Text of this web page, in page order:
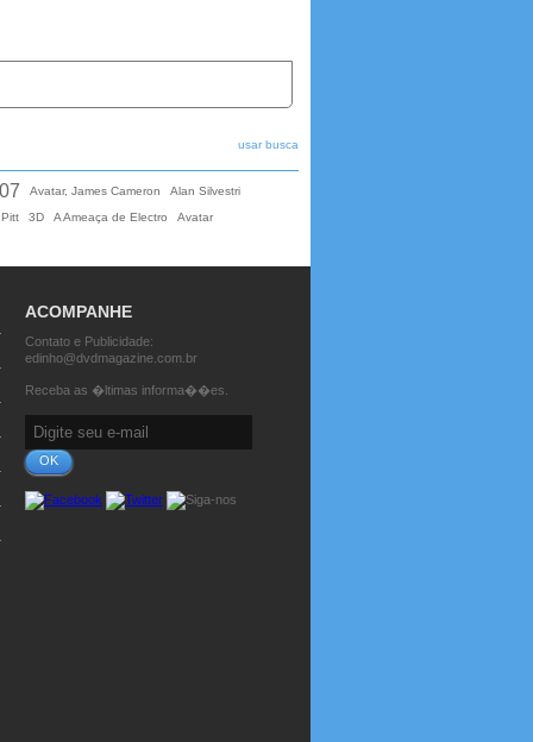
usar busca
Avatar, James Cameron
Alan Silvestri
3D A Ameaça de Electro Avatar
ACOMPANHE
Contato e Publicidade:
edinho@dvdmagazine.com.br
Receba as �ltimas informa��es.
OK